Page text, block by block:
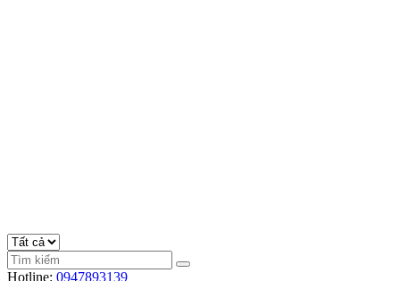
Hotline: 0947893139